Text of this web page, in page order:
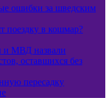
ошибки за шведским
поездку в кошмар?
и МВД назвали
оставшихся без
пересадку